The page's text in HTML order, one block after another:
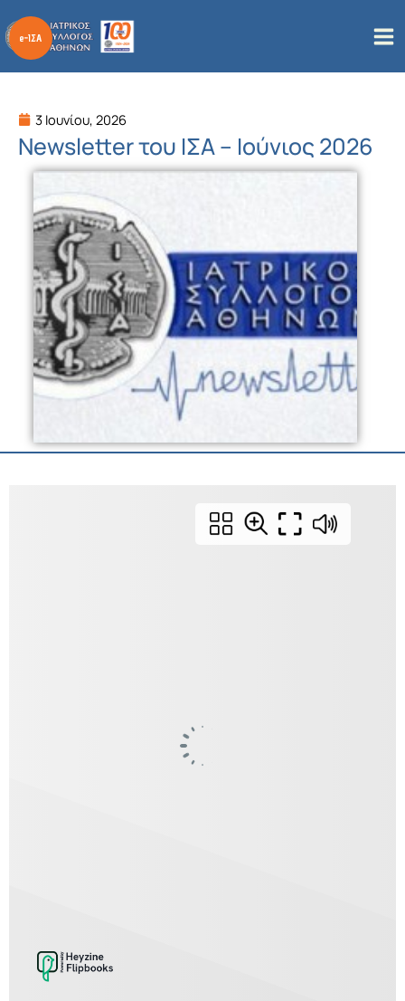
στο
περιεχόμενο
3 Ιουνίου, 2026
Newsletter του ΙΣΑ – Ιούνιος 2026